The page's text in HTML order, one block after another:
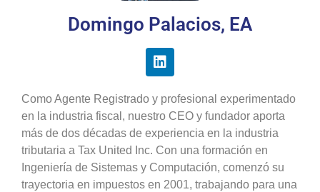
Domingo Palacios, EA
Como Agente Registrado y profesional experimentado
en la industria fiscal, nuestro CEO y fundador aporta
más de dos décadas de experiencia en la industria
tributaria a Tax United Inc. Con una formación en
Ingeniería de Sistemas y Computación, comenzó su
trayectoria en impuestos en 2001, trabajando para una